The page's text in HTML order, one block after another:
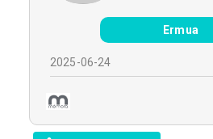
Ermua
2025-06-24